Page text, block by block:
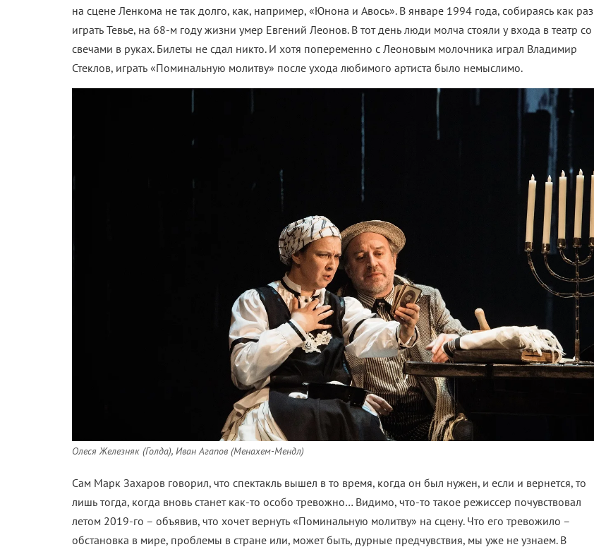
на сцене Ленкома не так долго, как, например, «Юнона и Авось». В январе 1994 года, собираясь как раз
играть Тевье, на 68-м году жизни умер Евгений Леонов. В тот день люди молча стояли у входа в театр со
свечами в руках. Билеты не сдал никто. И хотя попеременно с Леоновым молочника играл Владимир
Стеклов, играть «Поминальную молитву» после ухода любимого артиста было немыслимо.
Олеся Железняк (Голда), Иван Агапов (Менахем-Мендл)
Сам Марк Захаров говорил, что спектакль вышел в то время, когда он был нужен, и если и вернется, то
лишь тогда, когда вновь станет как-то особо тревожно… Видимо, что-то такое режиссер почувствовал
летом 2019-го – объявив, что хочет вернуть «Поминальную молитву» на сцену. Что его тревожило –
обстановка в мире, проблемы в стране или, может быть, дурные предчувствия, мы уже не узнаем. В